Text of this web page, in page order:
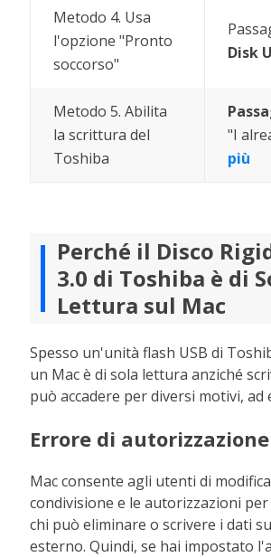
Metodo 4. Usa
l'opzione "Pronto
soccorso"
Disk
Metodo 5. Abilita
la scrittura del
Toshiba
"I
più
Perché il Disco
3.0 di Toshiba è di
Lettura sul Mac
Spesso un'unità flash USB di
un Mac è di sola lettura anziché
può accadere per diversi motivi, ad
Errore di autorizzazione
Mac consente agli utenti di
condivisione e le autorizzazioni
chi può eliminare o scrivere i dati
esterno. Quindi, se hai impostato